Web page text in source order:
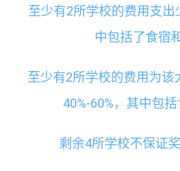
至少有2所学校的费用支出
中包括了食宿
至少有2所学校的费用为该
40%-60%，其中包括
剩余4所学校不保证